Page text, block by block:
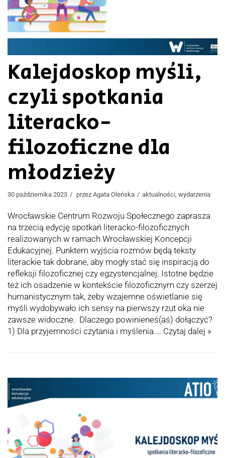
Kalejdoskop myśli,
czyli spotkania
literacko-
filozoficzne dla
młodzieży
30 października 2023 przez Agata Oleńska aktualności wydarzenia
Wrocławskie Centrum Rozwoju Społecznego zaprasza
na trzecią edycję spotkań literacko-filozoficznych
realizowanych w ramach Wrocławskiej Koncepcji
Edukacyjnej. Punktem wyjścia rozmów będą teksty
literackie tak dobrane, aby mogły stać się inspiracją do
refleksji filozoficznej czy egzystencjalnej. Istotne będzie
też ich osadzenie w kontekście filozoficznym czy szerzej
humanistycznym tak, żeby wzajemne oświetlanie się
myśli wydobywało ich sensy na pierwszy rzut oka nie
zawsze widoczne. Dlaczego powinieneś(aś) dołączyć?
1) Dla przyjemności czytania i myślenia.… Czytaj dalej »